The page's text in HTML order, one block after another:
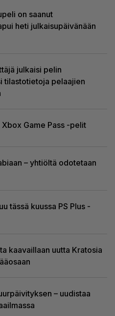
on saanut
heti julkaisupäivänään
julkaisi pelin
tilastotietoja pelaajien
Game Pass -pelit
– yhtiöltä odotetaan
tässä kuussa PS Plus -
kaavaillaan uutta Kratosia
– uudistaa